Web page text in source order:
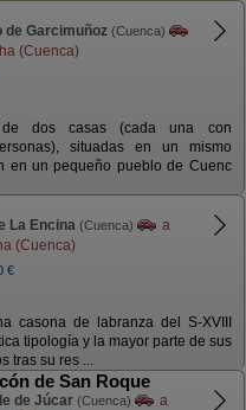
de Garcimuñoz (Cuenca)
(Cuenca)
de dos casas (cada una con
situadas en un mismo
en un pequeño pueblo de Cuenc
La Encina (Cuenca)
a
(Cuenca)
€
casona de labranza del S-XVIII
tipología y la mayor parte de sus
tras su res ...
de San Roque
de Júcar (Cuenca)
a